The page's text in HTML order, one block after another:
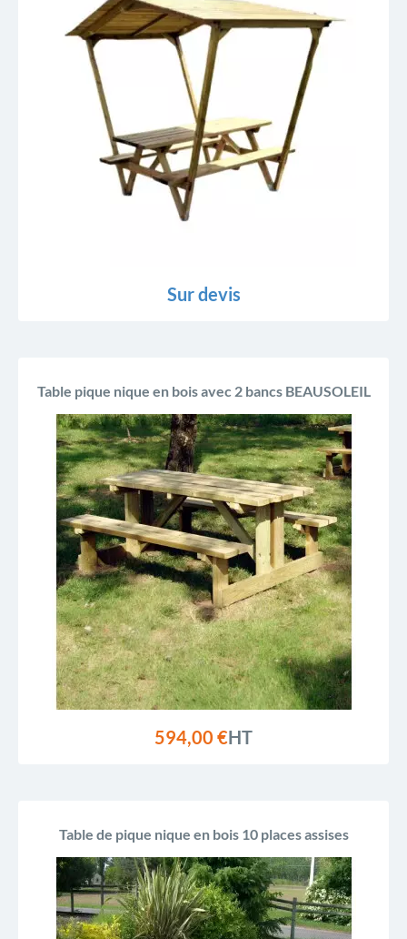
Sur devis
Table pique nique en bois avec 2 bancs BEAUSOLEIL
594,00 €HT
Table de pique nique en bois 10 places assises